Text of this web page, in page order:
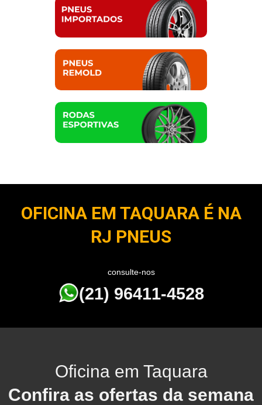
OFICINA EM TAQUARA É NA
RJ PNEUS
consulte-nos
(21) 96411-4528
Oficina em Taquara
Confira as ofertas da semana